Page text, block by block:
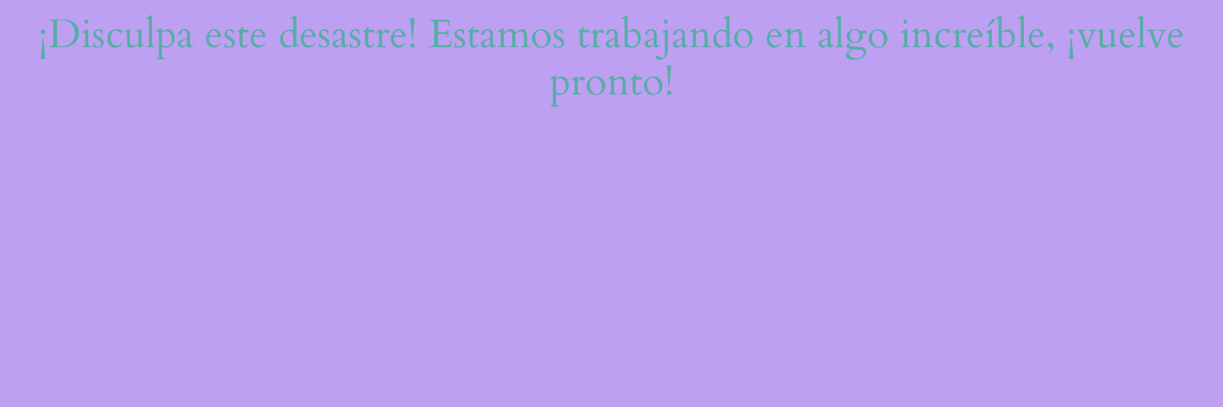
¡Disculpa este desastre! Estamos trabajando en algo increíble, ¡vuelve
pronto!